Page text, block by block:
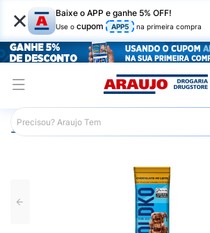
× Baixe o APP e ganhe 5% OFF!
Use o cupom APP5 na primeira compra
Araujo Nutrição Saudável